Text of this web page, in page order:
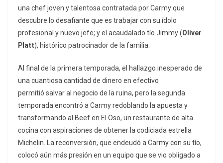
una chef joven y talentosa contratada por Carmy que
descubre lo desafiante que es trabajar con su ídolo
profesional y nuevo jefe; y el acaudalado tío Jimmy (Oliver
Platt), histórico patrocinador de la familia.
Al final de la primera temporada, el hallazgo inesperado de
una cuantiosa cantidad de dinero en efectivo
permitió salvar al negocio de la ruina, pero la segunda
temporada encontró a Carmy redoblando la apuesta y
transformando al Beef en El Oso, un restaurante de alta
cocina con aspiraciones de obtener la codiciada estrella
Michelin. La reconversión, que endeudó a Carmy con su tío,
colocó aún más presión en un equipo que se vio obligado a